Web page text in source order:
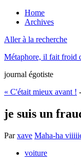
Home
Archives
Aller à la recherche
Métaphore, il fait froid
journal égotiste
« C'était mieux avant ! -
je suis un
Parxave Maha-ha
voiture